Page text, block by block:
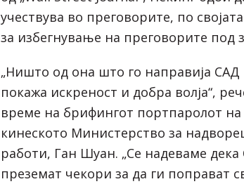
учествува во преговорите, по
за избегнување на преговорите под
„Ништо од она што го направија САД
покажа искреност и добра волја“,
време на брифингот портпаролот на
кинеското Министерство за
работи, Ган Шуан. „Се надеваме дека
преземат чекори за да ги поправат